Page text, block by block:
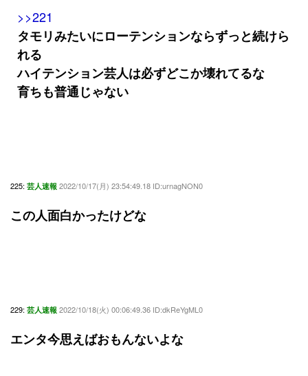
>>221
タモリみたいにローテンションならずっと続けら
れる
ハイテンション芸人は必ずどこか壊れてるな
育ちも普通じゃない
225: 芸人速報 2022/10/17(月) 23:54:49.18 ID:urnagNON0
この人面白かったけどな
229: 芸人速報 2022/10/18(火) 00:06:49.36 ID:dkReYgML0
エンタ今思えばおもんないよな